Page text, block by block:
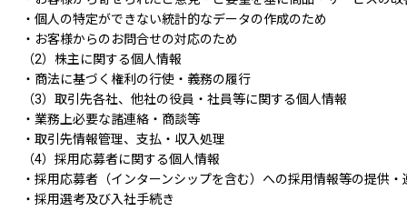
・個人の特定ができない統計的なデータの作成のため
・お客様からのお問合せの対応のため
（2）株主に関する個人情報
・商法に基づく権利の行使・義務の履行
（3）取引先各社、他社の役員・社員等に関する個人情報
・業務上必要な諸連絡・商談等
・取引先情報管理、支払・収入処理
（4）採用応募者に関する個人情報
・採用応募者（インターンシップを含む）への採用情報等の提供・
・採用選考及び入社手続き